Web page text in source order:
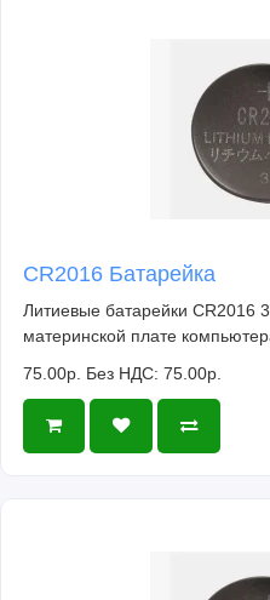
CR2016 Батарейка
Литиевые батарейки CR2016
материнской плате
75.00р. Без НДС: 75.00р.